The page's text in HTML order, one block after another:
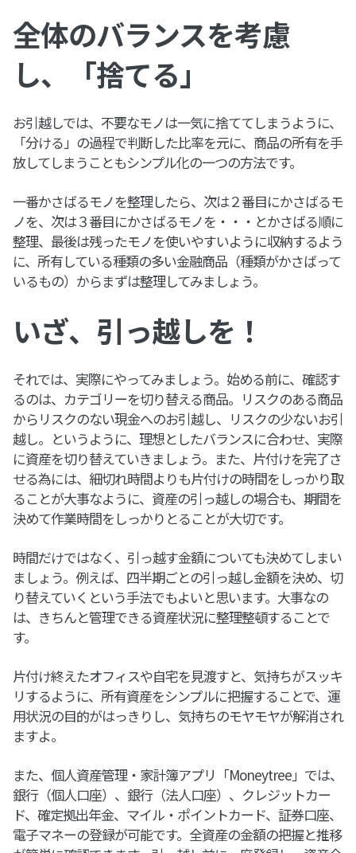
全体のバランスを考慮
し、「捨てる」
お引越しでは、不要なモノは一気に捨ててしまうように、
「分ける」の過程で判断した比率を元に、商品の所有を手
放してしまうこともシンプル化の一つの方法です。
一番かさばるモノを整理したら、次は２番目にかさばるモ
ノを、次は３番目にかさばるモノを・・・とかさばる順に
整理、最後は残ったモノを使いやすいように収納するよう
に、所有している種類の多い金融商品（種類がかさばって
いるもの）からまずは整理してみましょう。
いざ、引っ越しを！
それでは、実際にやってみましょう。始める前に、確認す
るのは、カテゴリーを切り替える商品。リスクのある商品
からリスクのない現金へのお引越し、リスクの少ないお引
越し。というように、理想としたバランスに合わせ、実際
に資産を切り替えていきましょう。また、片付けを完了さ
せる為には、細切れ時間よりも片付けの時間をしっかり取
ることが大事なように、資産の引っ越しの場合も、期間を
決めて作業時間をしっかりとることが大切です。
時間だけではなく、引っ越す金額についても決めてしまい
ましょう。例えば、四半期ごとの引っ越し金額を決め、切
り替えていくという手法でもよいと思います。大事なの
は、きちんと管理できる資産状況に整理整頓することで
す。
片付け終えたオフィスや自宅を見渡すと、気持ちがスッキ
リするように、所有資産をシンプルに把握することで、運
用状況の目的がはっきりし、気持ちのモヤモヤが解消され
ますよ。
また、個人資産管理・家計簿アプリ「Moneytree」では、
銀行（個人口座）、銀行（法人口座）、クレジットカー
ド、確定拠出年金、マイル・ポイントカード、証券口座、
電子マネーの登録が可能です。全資産の金額の把握と推移